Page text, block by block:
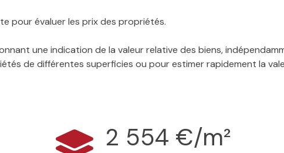
pour évaluer les prix des propriétés.
une indication de la valeur relative des biens,
de différentes superficies ou pour estimer rapidement la
2 554 €/m²